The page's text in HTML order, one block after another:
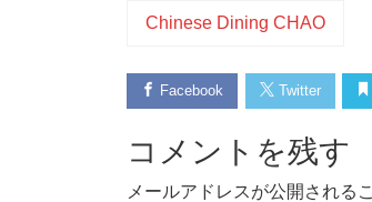
Chinese Dining CHAO
Facebook Twitter
コメントを残す
メールアドレスが公開される